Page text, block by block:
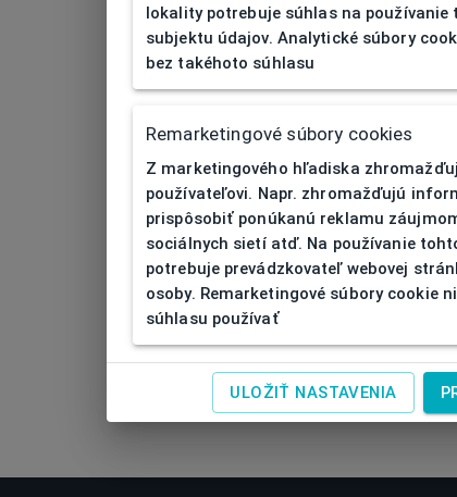
lokality potrebuje súhlas na
subjektu údajov. Analytické súbory
bez takéhoto súhlasu
Remarketingové súbory cookies
Z marketingového hľadiska
používateľovi. Napr. zhromažďujú
prispôsobiť ponúkanú reklamu
sociálnych sietí atď. Na používanie
potrebuje prevádzkovateľ webovej
osoby. Remarketingové súbory cookie
súhlasu používať
ULOŽIŤ NASTAVENIA